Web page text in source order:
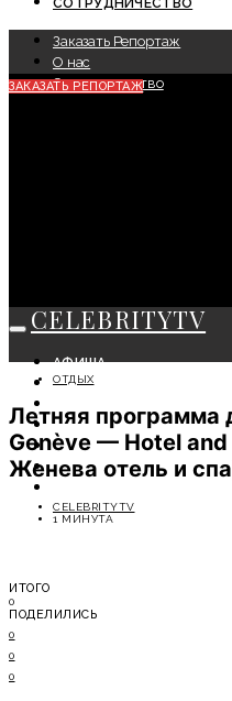
СОТРУДНИЧЕСТВО
Заказать Репортаж
О нас
Сотрудничество
ЗАКАЗАТЬ РЕПОРТАЖ
CELEBRITYTV
АФИША
СОБЫТИЯ
МОДА
ЛИЧНОСТЬ
ОТДЫХ
ОТДЫХ
Летняя программа
Genève — Hotel
Женева отель и
CELEBRITYTV
1 МИНУТА
ИТОГО
0
ПОДЕЛИЛИСЬ
0
0
0